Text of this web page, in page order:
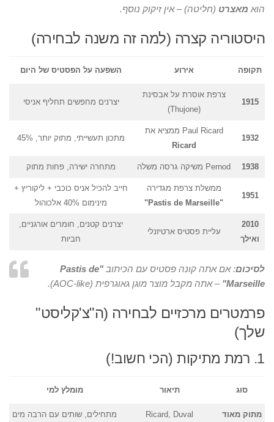
הוא מאצרט (חליטה) – אין זיקוק נוסף.
היסטוריה קצרה (למה זה משנה לבחירה)
תקופה אירוע השפעה על הפסטיס של היום
1915
צרפת אוסרת על אבסינת
(Thujone)
יצרנים מחפשים תחליף אניסי
1932
Paul Ricard ממציא את
Ricard
מתכון תעשייתי, מתוק יותר, 45%
1938 Pernod משיקה גרסה משלה מתחרה ישירה, פחות מתוק
1951
ממשלת צרפת מגדירה
"Pastis de Marseille"
חייב להכיל אניס כוכבי + ליקוריץ +
מינימום 40% אלכוהול
2010
ואילך
עליית פסטיס ארטיזנלי
יצרנים קטנים, חומרים אורגניים,
חביות
לסיכום: אם אתה קונה פסטיס עם הכיתוב
"Pastis de
Marseille" – אתה מקבל מוצר מוגן גאוגרפית (AOC-like).
פרמטרים מרכזיים לבחירה (ה"צ'קליסט"
שלך)
1. רמת מתיקות (הכי חשוב!)
סוג תיאור מומלץ למי
מתוק מאוד Ricard, Duval מתחילים, שותים עם הרבה מים